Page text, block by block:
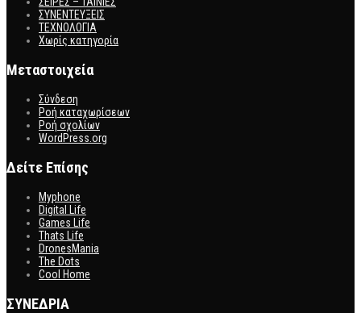
ΣΥΝΕΝΤΕΥΞΕΙΣ
ΤΕΧΝΟΛΟΓΙΑ
Χωρίς κατηγορία
Μεταστοιχεία
Σύνδεση
Ροή καταχωρίσεων
Ροή σχολίων
WordPress.org
Δείτε Επίσης
Myphone
Digital Life
Games Life
Thats Life
DronesMania
The Dots
Cool Home
ΣΥΝΕΔΡΙΑ